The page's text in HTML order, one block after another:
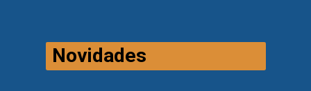
Novidades